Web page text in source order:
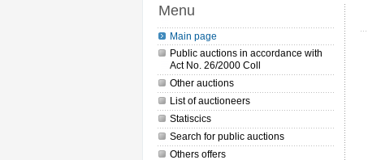
Menu
Main page
Public auctions in accordance with
Act No. 26/2000 Coll
Other auctions
List of auctioneers
Statiscics
Search for public auctions
Others offers